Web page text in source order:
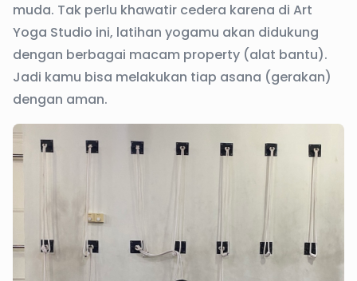
muda. Tak perlu khawatir cedera karena di Art
Yoga Studio ini, latihan yogamu akan didukung
dengan berbagai macam property (alat bantu).
Jadi kamu bisa melakukan tiap asana (gerakan)
dengan aman.